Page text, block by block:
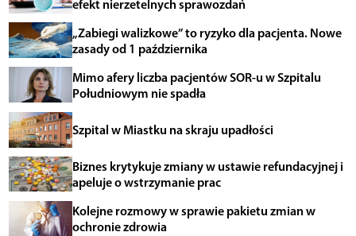
efekt nierzetelnych sprawozdań
„Zabiegi walizkowe” to ryzyko dla pacjenta. Nowe
zasady od 1 października
Mimo afery liczba pacjentów SOR-u w Szpitalu
Południowym nie spadła
Szpital w Miastku na skraju upadłości
Biznes krytykuje zmiany w ustawie refundacyjnej i
apeluje o wstrzymanie prac
Kolejne rozmowy w sprawie pakietu zmian w
ochronie zdrowia